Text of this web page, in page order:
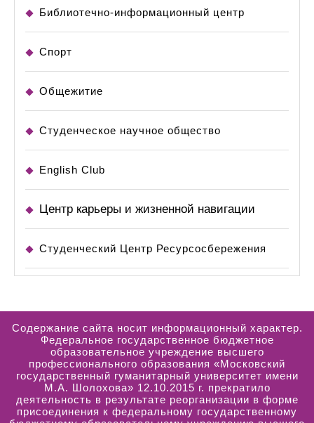
Библиотечно-информационный центр
Спорт
Общежитие
Студенческое научное общество
English Club
Центр карьеры и жизненной навигации
Студенческий Центр Ресурсосбережения
Содержание сайта носит информационный характер.
Федеральное государственное бюджетное
образовательное учреждение высшего
профессионального образования «Московский
государственный гуманитарный университет имени
М.А. Шолохова» 12.10.2015 г. прекратило
деятельность в результате реорганизации в форме
присоединения к федеральному государственному